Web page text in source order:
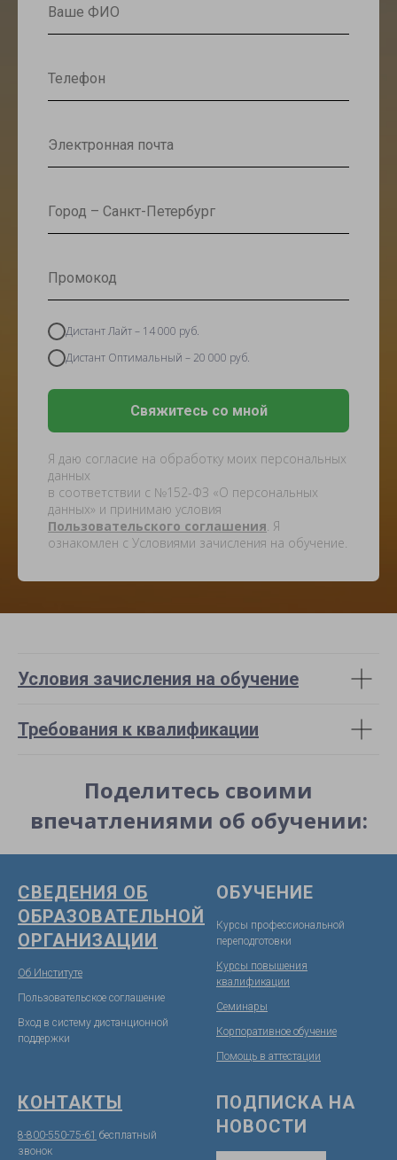
Дистант Лайт – 14 000 руб.
Дистант Оптимальный – 20 000 руб.
Свяжитесь со мной
Я даю согласие на обработку моих персональных
данных
в соответствии с №152-ФЗ «О персональных
данных» и принимаю условия
Пользовательского соглашения. Я
ознакомлен с Условиями зачисления на обучение.
Условия зачисления на обучение
Требования к квалификации
Поделитесь своими
впечатлениями об обучении:
СВЕДЕНИЯ ОБ
ОБРАЗОВАТЕЛЬНОЙ
ОРГАНИЗАЦИИ
Об Институте
Пользовательское соглашение
Вход в систему дистанционной
поддержки
ОБУЧЕНИЕ
Курсы профессиональной
переподготовки
Курсы повышения
квалификации
Семинары
Корпоративное обучение
Помощь в аттестации
КОНТАКТЫ
8-800-550-75-61 бесплатный
звонок
ПОДПИСКА НА
НОВОСТИ